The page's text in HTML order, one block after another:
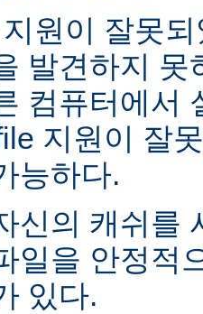
원이 잘못
발견하지
컴퓨터에서
지원이 잘
능하다.
신의 캐쉬를
일을 안정적
있다.